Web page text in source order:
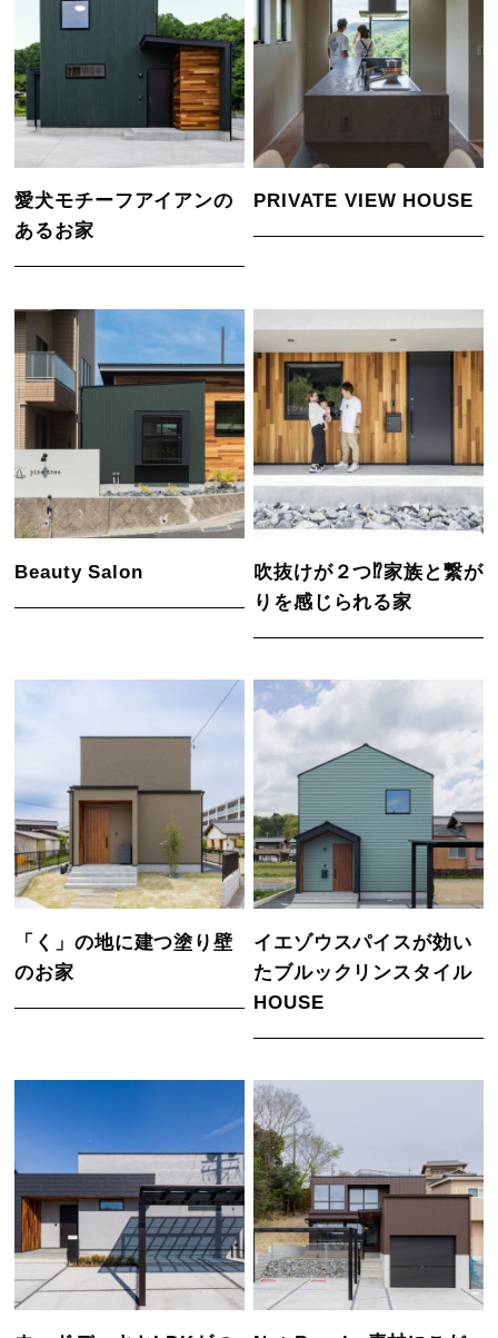
愛犬モチーフアイアンの
あるお家
PRIVATE VIEW HOUSE
Beauty Salon
吹抜けが２つ⁉家族と繋が
りを感じられる家
「く」の地に建つ塗り壁
のお家
イエゾウスパイスが効い
たブルックリンスタイル
HOUSE